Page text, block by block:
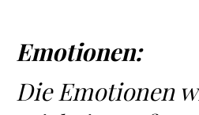
Emotionen:
Die Emotionen